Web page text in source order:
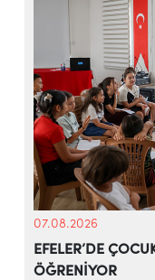
07.08.2026
EFELER’DE
ÖĞRENİYOR